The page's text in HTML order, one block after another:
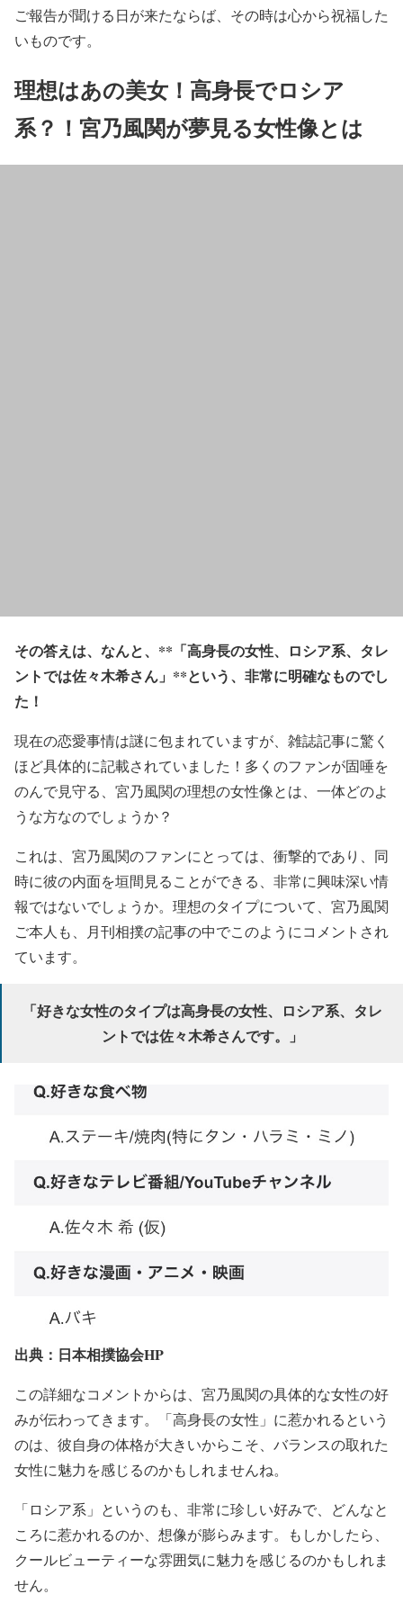
ご報告が聞ける日が来たならば、その時は心から祝福した
いものです。
理想はあの美女！高身長でロシア
系？！宮乃風関が夢見る女性像とは
その答えは、なんと、** 「高身長の女性、ロシア系、タレ
ントでは佐々木希さん」 **という、非常に明確なものでし
た！
現在の恋愛事情は謎に包まれていますが、雑誌記事に驚く
ほど具体的に記載されていました！多くのファンが固唾を
のんで見守る、宮乃風関の理想の女性像とは、一体どのよ
うな方なのでしょうか？
これは、宮乃風関のファンにとっては、衝撃的であり、同
時に彼の内面を垣間見ることができる、非常に興味深い情
報ではないでしょうか。理想のタイプについて、宮乃風関
ご本人も、月刊相撲の記事の中でこのようにコメントされ
ています。
「好きな女性のタイプは高身長の女性、ロシア系、タレ
ントでは佐々木希さんです。」
出典：日本相撲協会HP
この詳細なコメントからは、宮乃風関の具体的な女性の好
みが伝わってきます。「高身長の女性」に惹かれるという
のは、彼自身の体格が大きいからこそ、バランスの取れた
女性に魅力を感じるのかもしれませんね。
「ロシア系」というのも、非常に珍しい好みで、どんなと
ころに惹かれるのか、想像が膨らみます。もしかしたら、
クールビューティーな雰囲気に魅力を感じるのかもしれま
せん。